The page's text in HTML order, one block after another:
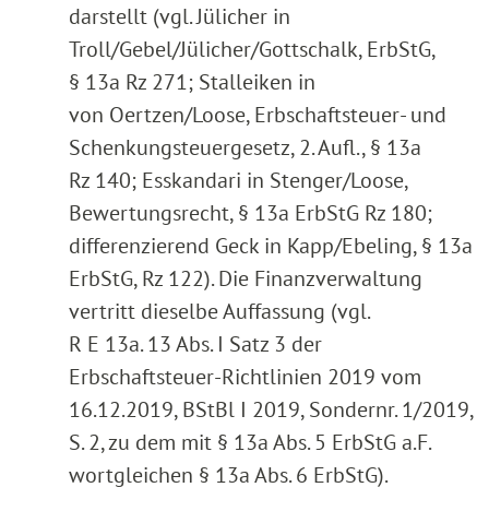
darstellt (vgl. Jülicher in
Troll/Gebel/Jülicher/Gottschalk, ErbStG,
§ 13a Rz 271; Stalleiken in
von Oertzen/Loose, Erbschaftsteuer- und
Schenkungsteuergesetz, 2. Aufl., § 13a
Rz 140; Esskandari in Stenger/Loose,
Bewertungsrecht, § 13a ErbStG Rz 180;
differenzierend Geck in Kapp/Ebeling, § 13a
ErbStG, Rz 122). Die Finanzverwaltung
vertritt dieselbe Auffassung (vgl.
R E 13a. 13 Abs. I Satz 3 der
Erbschaftsteuer-Richtlinien 2019 vom
16.12.2019, BStBl I 2019, Sondernr. 1/2019,
S. 2, zu dem mit § 13a Abs. 5 ErbStG a.F.
wortgleichen § 13a Abs. 6 ErbStG).